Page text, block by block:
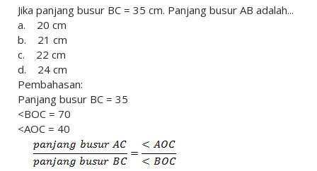
Jika panjang busur BC = 35 cm. Panjang busur AB adalah...
a. 20 cm
b. 21 cm
c. 22 cm
d. 24 cm
Pembahasan:
Panjang busur BC = 35
<BOC = 70
<AOC = 40